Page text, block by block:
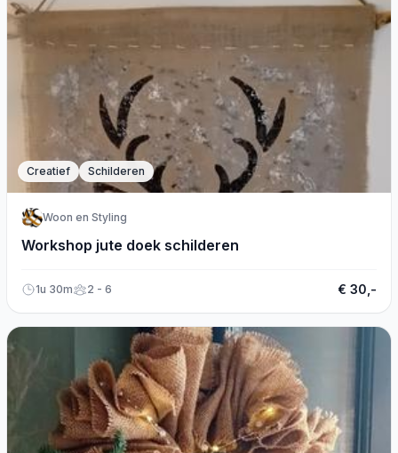
Creatief Schilderen
Woon en Styling
Workshop jute doek schilderen
1u 30m 2 - 6 € 30,-